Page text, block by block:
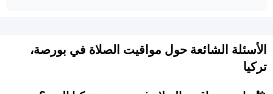
الأسئلة الشائعة حول مواقيت الصلاة في بورصة،
تركيا